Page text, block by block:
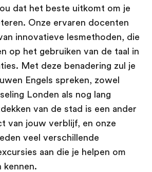
dat het beste uitkomt om je
Onze ervaren docenten
innovatieve lesmethoden, die
op het gebruiken van de taal in
Met deze benadering zul je
Engels spreken, zowel
Londen als nog lang
van de stad is een ander
van jouw verblijf, en onze
veel verschillende
aan die je helpen om
kennen.